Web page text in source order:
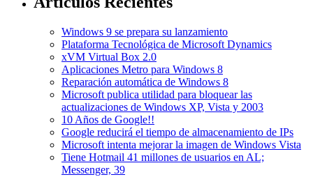
Windows 9 se prepara su lanzamiento
Plataforma Tecnológica de Microsoft Dynamics
xVM Virtual Box 2.0
Aplicaciones Metro para Windows 8
Reparación automática de Windows 8
Microsoft publica utilidad para bloquear las
actualizaciones de Windows XP, Vista y 2003
10 Años de Google!!
Google reducirá el tiempo de almacenamiento de IPs
Microsoft intenta mejorar la imagen de Windows Vista
Tiene Hotmail 41 millones de usuarios en AL;
Messenger, 39